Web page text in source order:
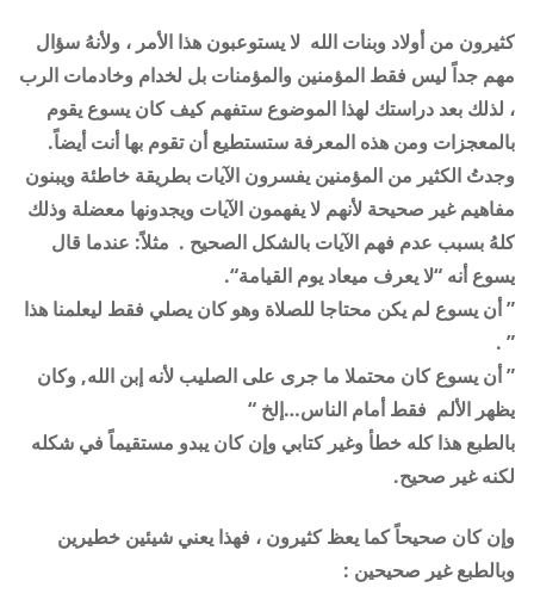
كثيرون من أولاد وبنات الله لا يستوعبون هذا الأمر ، ولأنهُ سؤال
مهم جداً ليس فقط المؤمنين والمؤمنات بل لخدام وخادمات الرب
، لذلك بعد دراستك لهذا الموضوع ستفهم كيف كان يسوع يقوم
بالمعجزات ومن هذه المعرفة ستستطيع أن تقوم بها أنت أيضاً.
وجدتُ الكثير من المؤمنين يفسرون الآيات بطريقة خاطئة ويبنون
مفاهيم غير صحيحة لأنهم لا يفهمون الآيات ويجدونها معضلة وذلك
كلهُ بسبب عدم فهم الآيات بالشكل الصحيح . مثلاً: عندما قال
يسوع أنه “لا يعرف ميعاد يوم القيامة“.
” أن يسوع لم يكن محتاجا للصلاة وهو كان يصلي فقط ليعلمنا هذا
” .
” أن يسوع كان محتملا ما جرى على الصليب لأنه إبن الله, وكان
يظهر الألم فقط أمام الناس…إلخ “
بالطبع هذا كله خطأ وغير كتابي وإن كان يبدو مستقيماً في شكله
لكنه غير صحيح.
وإن كان صحيحاً كما يعظ كثيرون ، فهذا يعني شيئين خطيرين
وبالطبع غير صحيحين :